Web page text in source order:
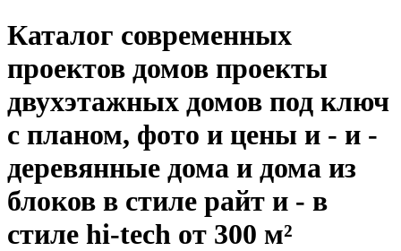
Каталог современных
проектов домов проекты
двухэтажных домов под ключ
с планом, фото и цены и - и -
деревянные дома и дома из
блоков в стиле райт и - в
стиле hi-tech от 300 м²